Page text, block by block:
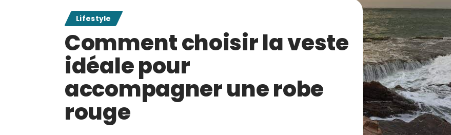
Lifestyle
Comment choisir la veste
idéale pour
accompagner une robe
rouge